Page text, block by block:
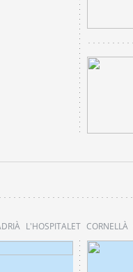
L'HOSPITALET CORNELLÀ